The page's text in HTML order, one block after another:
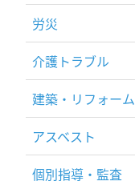
労災
介護トラブル
建築・リフォーム
アスベスト
個別指導・監査